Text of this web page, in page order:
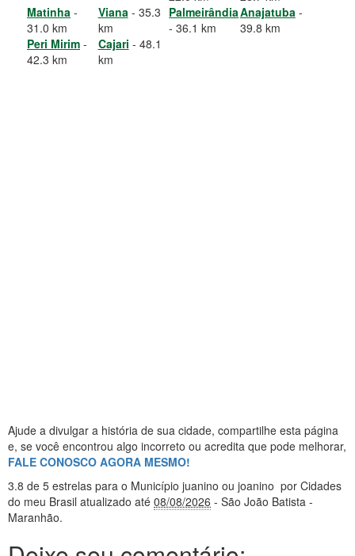
Matinha -
31.0 km
Viana- 35.3
km
Palmeirândia
- 36.1 km
Anajatuba-
39.8 km
Peri Mirim -
42.3 km
Cajari - 48.1
km
Ajude a divulgar a história de sua cidade, compartilhe esta página
e, se você encontrou algo incorreto ou acredita que pode melhorar,
FALE CONOSCO AGORA MESMO!
3.8 de 5 estrelas para o Município juanino ou joanino por Cidades
do meu Brasil atualizado até 08/08/2026 - São João Batista -
Maranhão.